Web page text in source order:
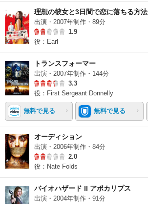
理想の彼女と3日間で恋に落ちる方法
出演・2007年制作・89分
1.9
役：Earl
トランスフォーマー
出演・2007年制作・144分
3.3
役：First Sergeant Donnelly
無料で見る 無料で見る
オーディション
出演・2006年制作・84分
2.0
役：Nate Folds
バイオハザード II アポカリプス
出演・2004年制作・91分